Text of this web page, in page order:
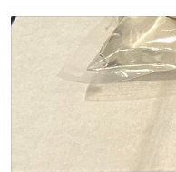
ギーのだよ」というこれ
ン戦争の歴史があった。
数